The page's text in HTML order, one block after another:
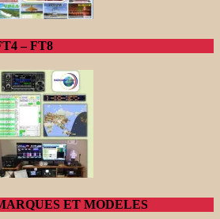
– FT8
ET MODELES